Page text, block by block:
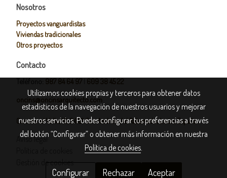
Nosotros
Proyectos vanguardistas
Viviendas tradicionales
Otros proyectos
Contacto
987 84 64 97 609 38 45 22
oncins@oncinsarquitecto.com
Camino el Valle, 19, 24191 San Andrés del Rabanedo, León, España
Aviso legal
Gestión de cookies
Utilizamos cookies propias y terceros para obtener datos
estadísticos de la navegación de nuestros usuarios y mejorar
nuestros servicios. Puedes configurar tus preferencias a través
del botón “Configurar” o obtener más información en nuestra
Política de cookies.
Configurar Rechazar Aceptar